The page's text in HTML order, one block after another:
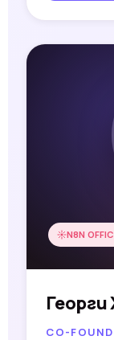
N8N
CO-